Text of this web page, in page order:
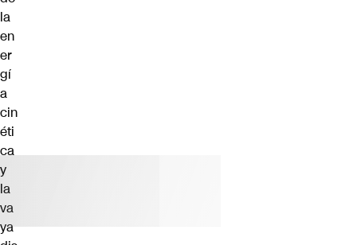
la
en
er
gí
a
cin
éti
ca
y
la
va
ya